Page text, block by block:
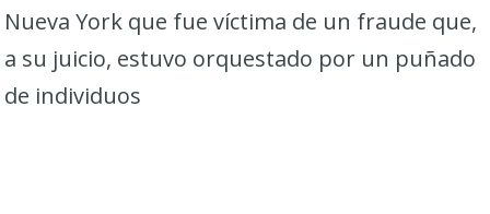
Nueva York que fue víctima de un fraude que,
a su juicio, estuvo orquestado por un puñado
de individuos